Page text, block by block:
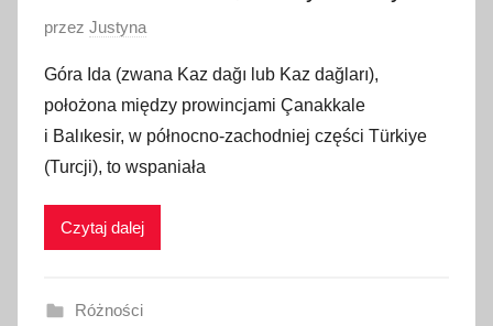
O
u
b
l
i
w
n
przez Justyna
Góra Ida (zwana Kaz dağı lub Kaz dağları),
położona między prowincjami Çanakkale
i Balıkesir, w północno-zachodniej części Türkiye
(Turcji), to wspaniała
Czytaj dalej
Różności